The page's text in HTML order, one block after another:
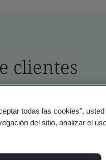
clientes
- Validación
todas las cookies”,
del sitio, analizar el